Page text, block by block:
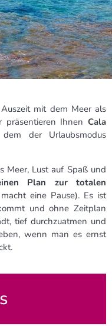
mit dem Meer als
präsentieren Ihnen Cala
der Urlaubsmodus
Meer, Lust auf Spaß und
Plan zur totalen
eine Pause). Es ist
und ohne Zeitplan
tief durchzuatmen und
wenn man es ernst